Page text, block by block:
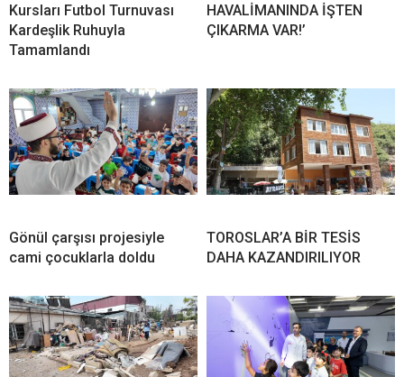
Kursları Futbol Turnuvası
Kardeşlik Ruhuyla
Tamamlandı
HAVALİMANINDA İŞTEN
ÇIKARMA VAR!’
Gönül çarşısı projesiyle
cami çocuklarla doldu
TOROSLAR’A BİR TESİS
DAHA KAZANDIRILIYOR